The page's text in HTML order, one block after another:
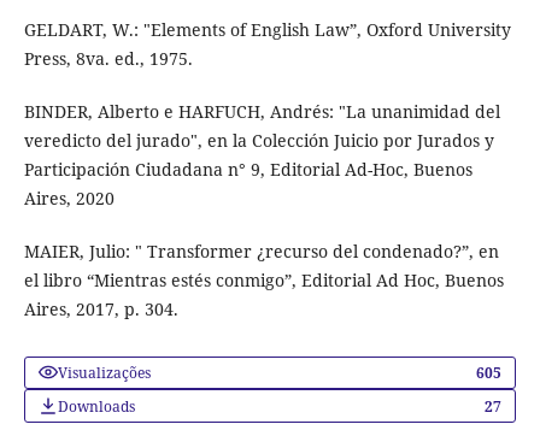
GELDART, W.: "Elements of English Law”, Oxford University
Press, 8va. ed., 1975.
BINDER, Alberto e HARFUCH, Andrés: "La unanimidad del
veredicto del jurado", en la Colección Juicio por Jurados y
Participación Ciudadana n° 9, Editorial Ad-Hoc, Buenos
Aires, 2020
MAIER, Julio: " Transformer ¿recurso del condenado?”, en
el libro “Mientras estés conmigo”, Editorial Ad Hoc, Buenos
Aires, 2017, p. 304.
Visualizações
605
Downloads
27